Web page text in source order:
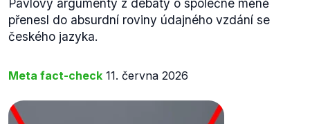
přenesl do absurdní roviny údajného vzdání se
českého jazyka.
Meta fact-check 11. června 2026